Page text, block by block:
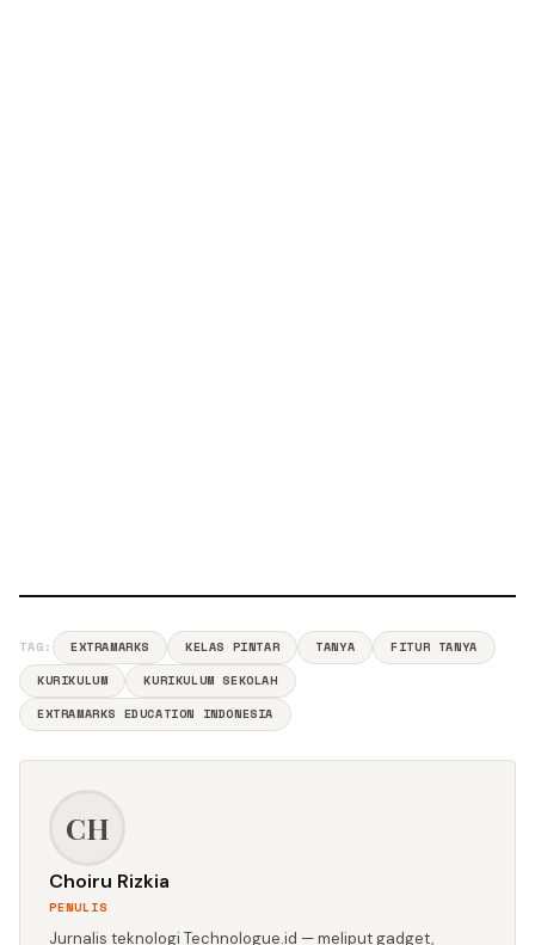
TAG: EXTRAMARKS KELAS PINTAR TANYA
FITUR TANYA
KURIKULUM
KURIKULUM SEKOLAH
EXTRAMARKS EDUCATION INDONESIA
CH
Choiru Rizkia
PENULIS
Jurnalis teknologi Technologue.id — meliput gadget,